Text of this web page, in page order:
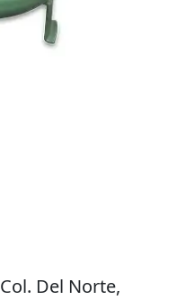
Col. Del Norte,